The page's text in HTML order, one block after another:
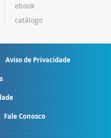
ebook
catálogo
Aviso de Privacidade
Fale Conosco